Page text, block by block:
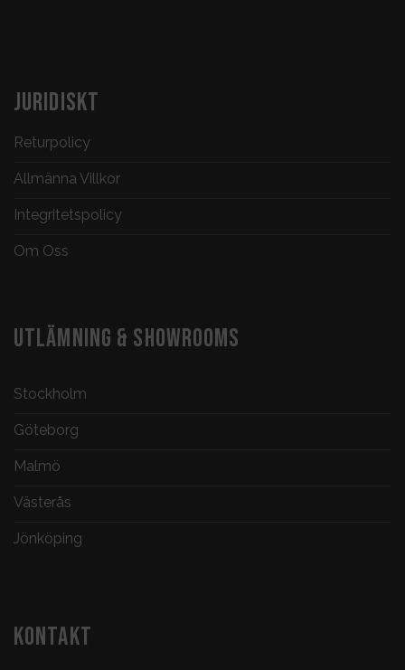
JURIDISKT
Returpolicy
Allmänna Villkor
Integritetspolicy
Om Oss
UTLÄMNING & SHOWROOMS
Stockholm
Göteborg
Malmö
Västerås
Jönköping
KONTAKT